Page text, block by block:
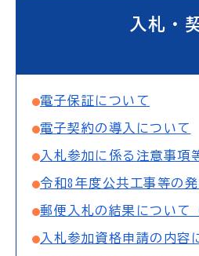
入札・
電子保証について
電子契約の導入について
入札参加に係る注意事項
令和8年度公共工事等の